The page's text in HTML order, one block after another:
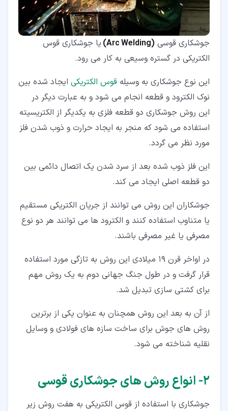
جوشکاری قوسی (Arc Welding)
یا جوشکاری قوس
الکتریکی در گستره وسیعی به کار می رود.
این نوع جوشکاری به وسیله قوس الکتریکی ایجاد شده بین
نوک الکترود و قطعه انجام می شود و به عبارت دیگر در
این روش جوشکاری دو قطعه فلزی به یکدیگر از الکتریسیته
استفاده می شود که منجر به ایجاد حرارت و ذوب شدن فلز
مورد نظر می گردد.
این فلز ذوب شده بعد از سرد شدن یک اتصال دائمی بین
دو قطعه اصلی ایجاد می کند.
جوشکاران این روش می توانند از جریان الکتریکی مستقیم
یا متناوب استفاده کنند و الکترود ها می توانند هر دو نوع
مصرفی یا غیر مصرفی باشند.
در اواخر قرن 19 میلادی این روش به تازگی مورد استفاده
قرار گرفت و در طول جنگ جهانی دوم به یک روش مهم
برای کشتی سازی تبدیل شد.
از آن به بعد این روش همچنان به عنوان یکی از برترین
روش های جوش برای ساخت سازه های فولادی و وسایل
نقلیه شناخته می شود.
۲‏- انواع روش های جوشکاری قوسی
جوشکاری با استفاده از قوس الکتریکی به هفت روش زیر